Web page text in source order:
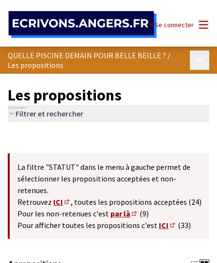
Se connecter
QUELLE PISCINE DEMAIN POUR BELLE BEILLE ? /
Les propositions
Les propositions
Filtrer et rechercher
La filtre "STATUT" dans le menu à gauche permet de
sélectionner les propositions acceptées et non-
retenues.
Retrouvez ICI
(S'ouvre dans un nouvel onglet)
, toutes les propositions acceptées (24)
Pour les non-retenues c'est par là
(S'ouvre dans un nouvel
(9)
Pour afficher toutes les propositions c'est ICI
(33)